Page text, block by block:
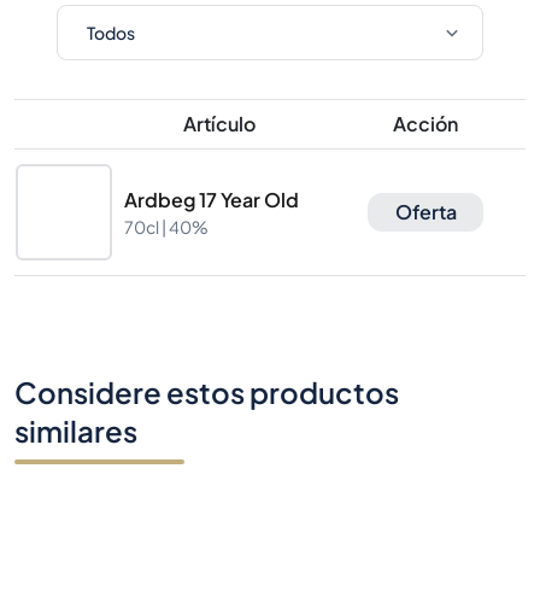
Artículo Acción
Ardbeg 17 Year Old
70cl |40%
Oferta
Considere estos productos
similares